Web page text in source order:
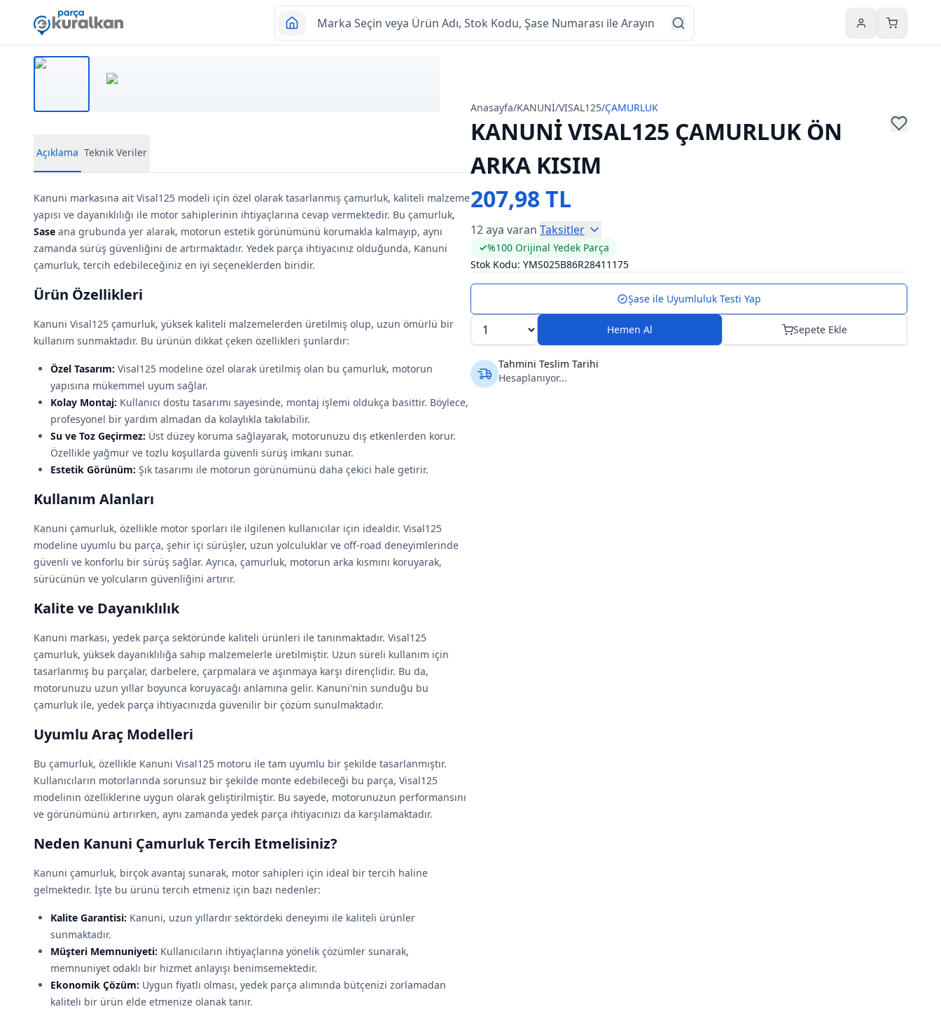
HesabımSepetim
Anasayfa/KANUNİ/VISAL125/ÇAMURLUK
KANUNİ VISAL125 ÇAMURLUK ÖN
ARKA KISIM
207,98 TL
12 aya varan Taksitler
%100 Orijinal Yedek Parça
Stok Kodu: YMS025B86R28411175
Şase ile Uyumluluk Testi Yap
Hemen Al Sepete Ekle
Tahmini Teslim Tarihi
Hesaplanıyor...
Açıklama Teknik Veriler
Kanuni markasına ait Visal125 modeli için özel olarak tasarlanmış çamurluk, kaliteli malzeme
yapısı ve dayanıklılığı ile motor sahiplerinin ihtiyaçlarına cevap vermektedir. Bu çamurluk,
Sase ana grubunda yer alarak, motorun estetik görünümünü korumakla kalmayıp, aynı
zamanda sürüş güvenliğini de artırmaktadır. Yedek parça ihtiyacınız olduğunda, Kanuni
çamurluk, tercih edebileceğiniz en iyi seçeneklerden biridir.
Ürün Özellikleri
Kanuni Visal125 çamurluk, yüksek kaliteli malzemelerden üretilmiş olup, uzun ömürlü bir
kullanım sunmaktadır. Bu ürünün dikkat çeken özellikleri şunlardır:
Özel Tasarım: Visal125 modeline özel olarak üretilmiş olan bu çamurluk, motorun
yapısına mükemmel uyum sağlar.
Kolay Montaj: Kullanıcı dostu tasarımı sayesinde, montaj işlemi oldukça basittir. Böylece,
profesyonel bir yardım almadan da kolaylıkla takılabilir.
Su ve Toz Geçirmez: Üst düzey koruma sağlayarak, motorunuzu dış etkenlerden korur.
Özellikle yağmur ve tozlu koşullarda güvenli sürüş imkanı sunar.
Estetik Görünüm: Şık tasarımı ile motorun görünümünü daha çekici hale getirir.
Kullanım Alanları
Kanuni çamurluk, özellikle motor sporları ile ilgilenen kullanıcılar için idealdir. Visal125
modeline uyumlu bu parça, şehir içi sürüşler, uzun yolculuklar ve off-road deneyimlerinde
güvenli ve konforlu bir sürüş sağlar. Ayrıca, çamurluk, motorun arka kısmını koruyarak,
sürücünün ve yolcuların güvenliğini artırır.
Kalite ve Dayanıklılık
Kanuni markası, yedek parça sektöründe kaliteli ürünleri ile tanınmaktadır. Visal125
çamurluk, yüksek dayanıklılığa sahip malzemelerle üretilmiştir. Uzun süreli kullanım için
tasarlanmış bu parçalar, darbelere, çarpmalara ve aşınmaya karşı dirençlidir. Bu da,
motorunuzu uzun yıllar boyunca koruyacağı anlamına gelir. Kanuni'nin sunduğu bu
çamurluk ile, yedek parça ihtiyacınızda güvenilir bir çözüm sunulmaktadır.
Uyumlu Araç Modelleri
Bu çamurluk, özellikle Kanuni Visal125 motoru ile tam uyumlu bir şekilde tasarlanmıştır.
Kullanıcıların motorlarında sorunsuz bir şekilde monte edebileceği bu parça, Visal125
modelinin özelliklerine uygun olarak geliştirilmiştir. Bu sayede, motorunuzun performansını
ve görünümünü artırırken, aynı zamanda yedek parça ihtiyacınızı da karşılamaktadır.
Neden Kanuni Çamurluk Tercih Etmelisiniz?
Kanuni çamurluk, birçok avantaj sunarak, motor sahipleri için ideal bir tercih haline
gelmektedir. İşte bu ürünü tercih etmeniz için bazı nedenler:
Kalite Garantisi: Kanuni, uzun yıllardır sektördeki deneyimi ile kaliteli ürünler
sunmaktadır.
Müşteri Memnuniyeti: Kullanıcıların ihtiyaçlarına yönelik çözümler sunarak,
memnuniyet odaklı bir hizmet anlayışı benimsemektedir.
Ekonomik Çözüm: Uygun fiyatlı olması, yedek parça alımında bütçenizi zorlamadan
kaliteli bir ürün elde etmenize olanak tanır.